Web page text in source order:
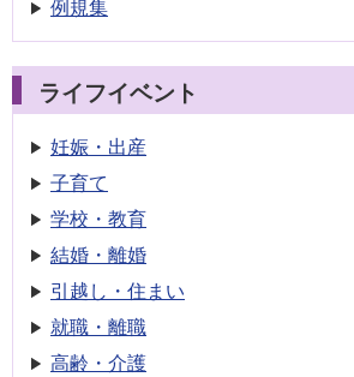
例規集
ライフイベント
妊娠・出産
子育て
学校・教育
結婚・離婚
引越し・住まい
就職・離職
高齢・介護